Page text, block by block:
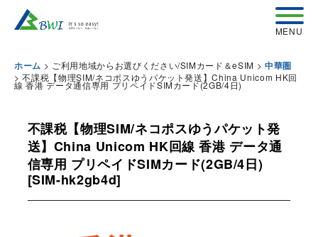
ホーム > ご利用地域からお選びください/SIMカード＆eSIM > 中華圏
> 不課税【物理SIM/ネコポスゆうパケット発送】China Unicom HK回
線 香港 データ通信専用 プリペイドSIMカード(2GB/4日)
不課税【物理SIM/ネコポスゆうパケット発
送】China Unicom HK回線 香港 データ通
信専用 プリペイドSIMカード(2GB/4日)
[SIM-hk2gb4d]